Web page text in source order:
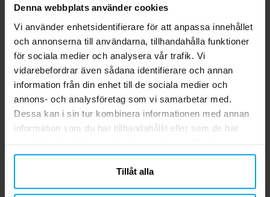
Denna webbplats använder cookies
Vi använder enhetsidentifierare för att anpassa innehållet
och annonserna till användarna, tillhandahålla funktioner
för sociala medier och analysera vår trafik. Vi
vidarebefordrar även sådana identifierare och annan
information från din enhet till de sociala medier och
annons- och analysföretag som vi samarbetar med.
Dessa kan i sin tur kombinera informationen med annan
information som du har tillhandahållit eller som de har
närsomhelst ändra ditt samtycke.
Tillåt alla